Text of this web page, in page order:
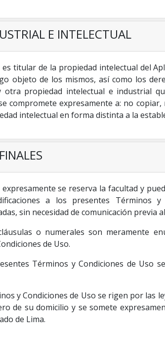
E INTELECTUAL
es titular de la propiedad intelectual del
objeto de los mismos, así como los
otra propiedad intelectual e industrial
compromete expresamente a: no
intelectual en forma distinta a la
expresamente se reserva la facultad y
a los presentes Términos
sin necesidad de comunicación previa
o numerales son meramente
de Uso.
Términos y Condiciones de Uso
y Condiciones de Uso se rigen por las
de su domicilio y se somete
de Lima.